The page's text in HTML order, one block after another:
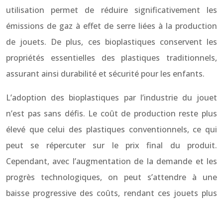
utilisation permet de réduire significativement les
émissions de gaz à effet de serre liées à la production
de jouets. De plus, ces bioplastiques conservent les
propriétés essentielles des plastiques traditionnels,
assurant ainsi durabilité et sécurité pour les enfants.
L’adoption des bioplastiques par l’industrie du jouet
n’est pas sans défis. Le coût de production reste plus
élevé que celui des plastiques conventionnels, ce qui
peut se répercuter sur le prix final du produit.
Cependant, avec l’augmentation de la demande et les
progrès technologiques, on peut s’attendre à une
baisse progressive des coûts, rendant ces jouets plus